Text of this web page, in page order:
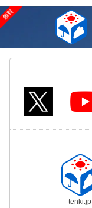
tenki.jp